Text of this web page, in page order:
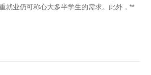
就业仍可称心大多半学生的需求。此外，**